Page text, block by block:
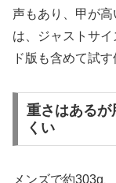
声もあり、甲が
は、ジャストサ
ド版も含めて試す
重さはあるが
くい
メンズで約303g